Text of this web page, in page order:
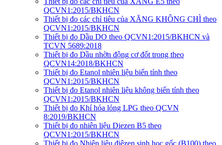
QCVN1:2015/BKHCN
Thiết bị đo các chỉ tiêu của XĂNG KHÔNG CHÌ theo
QCVN1:2015/BKHCN
Thiết bị đo Dầu DO theo QCVN1:2015/BKHCN và
TCVN 5689:2018
Thiết bị đo Dầu nhờn động cơ đốt trong theo
QCVN14:2018/BKHCN
Thiết bị đo Etanol nhiên liệu biến tính theo
QCVN1:2015/BKHCN
Thiết bị đo Etanol nhiên liệu không biến tính theo
QCVN1:2015/BKHCN
Thiết bị đo Khí hóa lỏng LPG theo QCVN
8:2019/BKHCN
Thiết bị đo nhiên liệu Diezen B5 theo
QCVN1:2015/BKHCN
Thiết bị đo Nhiên liệu điêzen sinh học gốc (B100) theo